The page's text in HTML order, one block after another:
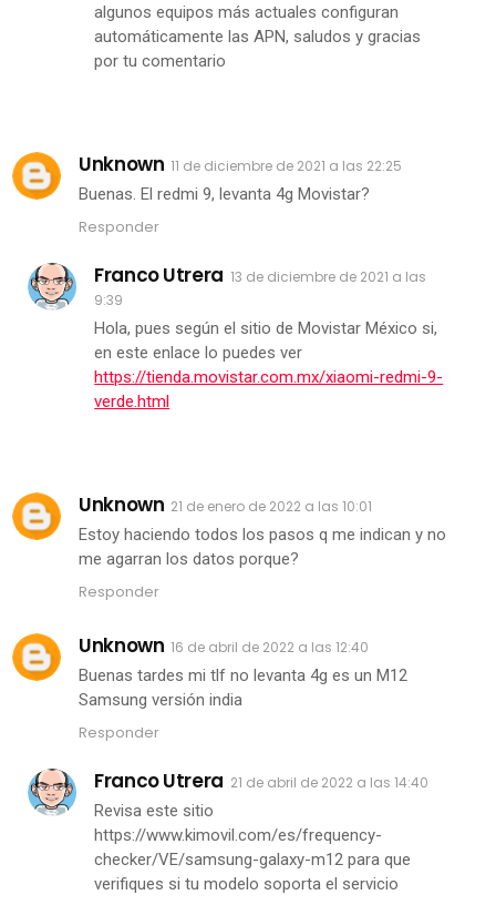
algunos equipos más actuales configuran
automáticamente las APN, saludos y gracias
por tu comentario
Unknown 11 de diciembre de 2021 a las 22:25
Buenas. El redmi 9, levanta 4g Movistar?
Responder
Franco Utrera 13 de diciembre de 2021 a las
9:39
Hola, pues según el sitio de Movistar México si,
en este enlace lo puedes ver
https://tienda.movistar.com.mx/xiaomi-redmi-9-
verde.html
Unknown 21 de enero de 2022 a las 10:01
Estoy haciendo todos los pasos q me indican y no
me agarran los datos porque?
Responder
Unknown 16 de abril de 2022 a las 12:40
Buenas tardes mi tlf no levanta 4g es un M12
Samsung versión india
Responder
Franco Utrera 21 de abril de 2022 a las 14:40
Revisa este sitio
https://www.kimovil.com/es/frequency-
checker/VE/samsung-galaxy-m12 para que
verifiques si tu modelo soporta el servicio